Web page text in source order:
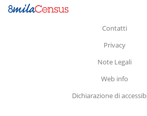
Contatti
Privacy
Note Legali
Web info
Dichiarazione di